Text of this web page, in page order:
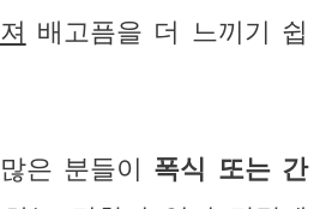
배고픔을 더 느끼기 쉽
은 분들이 폭식 또는 간